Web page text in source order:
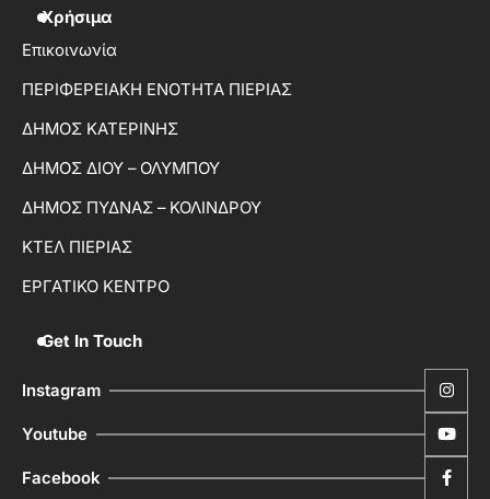
Χρήσιμα
Επικοινωνία
ΠΕΡΙΦΕΡΕΙΑΚΗ ΕΝΟΤΗΤΑ ΠΙΕΡΙΑΣ
ΔΗΜΟΣ ΚΑΤΕΡΙΝΗΣ
ΔΗΜΟΣ ΔΙΟΥ – ΟΛΥΜΠΟΥ
ΔΗΜΟΣ ΠΥΔΝΑΣ – ΚΟΛΙΝΔΡΟΥ
ΚΤΕΛ ΠΙΕΡΙΑΣ
ΕΡΓΑΤΙΚΟ ΚΕΝΤΡΟ
Get In Touch
Instagram
Youtube
Facebook